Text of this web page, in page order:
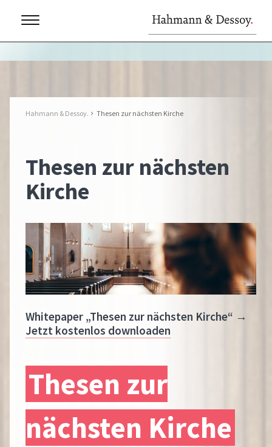
Hahmann & Dessoy. Thesen zur nächsten Kirche
Thesen zur nächsten
Kirche
Whitepaper „Thesen zur nächsten Kirche“ →
Jetzt kostenlos downloaden
Thesen zur
nächsten Kirche